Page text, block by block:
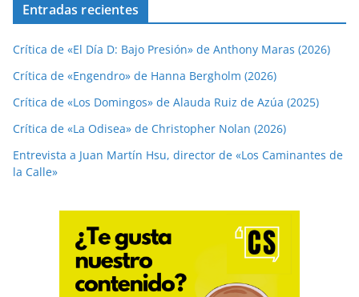
Entradas recientes
Crítica de «El Día D: Bajo Presión» de Anthony Maras (2026)
Crítica de «Engendro» de Hanna Bergholm (2026)
Crítica de «Los Domingos» de Alauda Ruiz de Azúa (2025)
Crítica de «La Odisea» de Christopher Nolan (2026)
Entrevista a Juan Martín Hsu, director de «Los Caminantes de
la Calle»